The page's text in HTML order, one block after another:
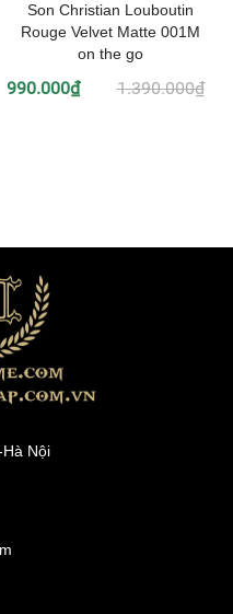
Son Christian Louboutin
Rouge Velvet Matte 001M
on the go
990.000₫ 1.390.000₫
Nội